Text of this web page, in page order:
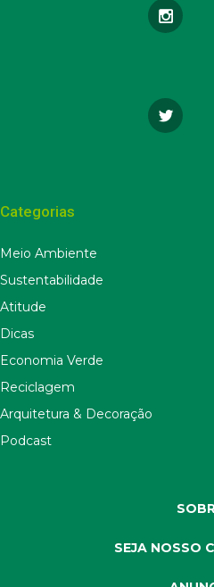
Categorias
Meio Ambiente
Sustentabilidade
Atitude
Dicas
Economia Verde
Reciclagem
Arquitetura & Decoração
Podcast
SEJA NOSSO